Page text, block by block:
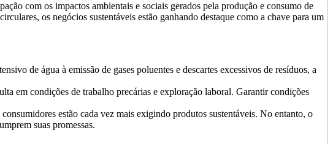
com os impactos ambientais e sociais gerados pela produção e consumo de
os negócios sustentáveis estão ganhando destaque como a chave para um
de água à emissão de gases poluentes e descartes excessivos de resíduos, a
em condições de trabalho precárias e exploração laboral. Garantir condições
estão cada vez mais exigindo produtos sustentáveis. No entanto, o
suas promessas.